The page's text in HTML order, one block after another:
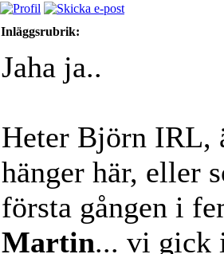
Inläggsrubrik:
Jaha ja..
Heter Björn IRL,
hänger här, eller
första gången i
Martin... vi gick